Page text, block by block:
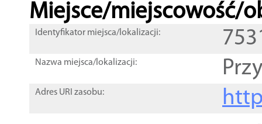
Miejsce/miejscowość/
Identyfikator miejsca/lokalizacji:
Nazwa miejsca/lokalizacji:
Adres URI zasobu: